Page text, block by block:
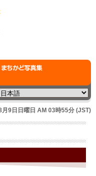
9日日曜日 AM 03時55分 (JST)